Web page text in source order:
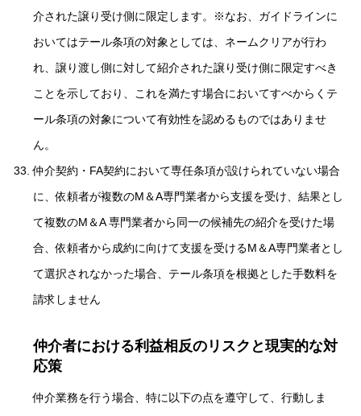
介された譲り受け側に限定します。※なお、ガイドラインに
おいてはテール条項の対象としては、ネームクリアが行わ
れ、譲り渡し側に対して紹介された譲り受け側に限定すべき
ことを示しており、これを満たす場合においてすべからくテ
ール条項の対象について有効性を認めるものではありませ
ん。
仲介契約・FA契約において専任条項が設けられていない場合
に、依頼者が複数のM＆A専門業者から支援を受け、結果とし
て複数のM＆A 専門業者から同一の候補先の紹介を受けた場
合、依頼者から成約に向けて支援を受けるM＆A専門業者とし
て選択されなかった場合、テール条項を根拠とした手数料を
請求しません
仲介者における利益相反のリスクと現実的な対
応策
仲介業務を行う場合、特に以下の点を遵守して、行動しま